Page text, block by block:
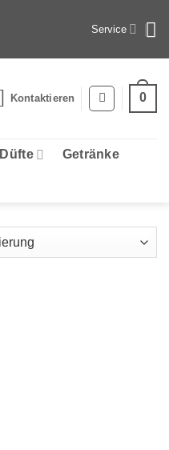
Service
Kontaktieren 0
Düfte Getränke